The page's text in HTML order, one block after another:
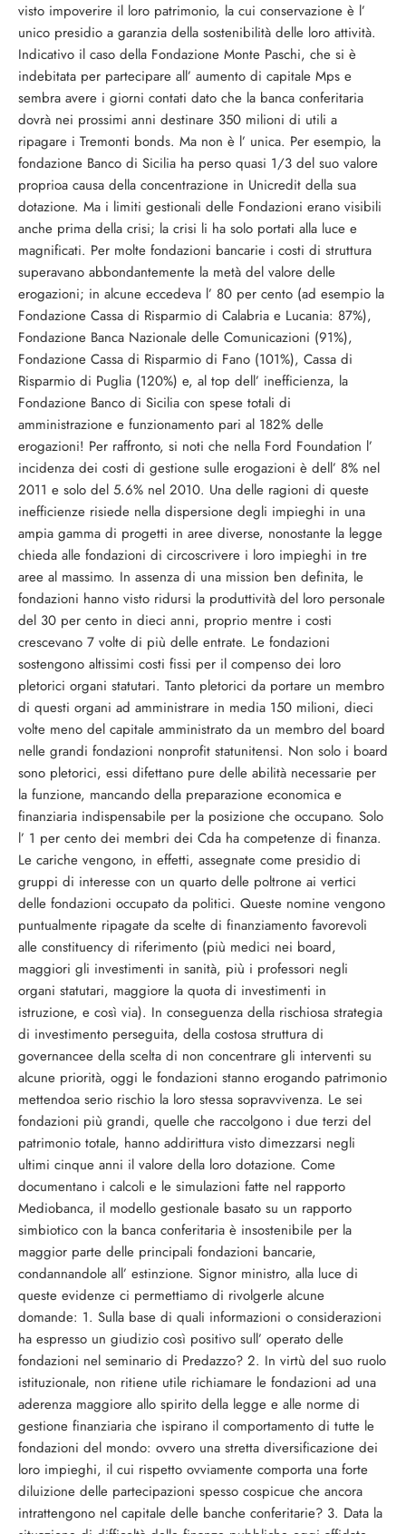
visto impoverire il loro patrimonio, la cui conservazione è l’
unico presidio a garanzia della sostenibilità delle loro attività.
Indicativo il caso della Fondazione Monte Paschi, che si è
indebitata per partecipare all’ aumento di capitale Mps e
sembra avere i giorni contati dato che la banca conferitaria
dovrà nei prossimi anni destinare 350 milioni di utili a
ripagare i Tremonti bonds. Ma non è l’ unica. Per esempio, la
fondazione Banco di Sicilia ha perso quasi 1/3 del suo valore
proprioa causa della concentrazione in Unicredit della sua
dotazione. Ma i limiti gestionali delle Fondazioni erano visibili
anche prima della crisi; la crisi li ha solo portati alla luce e
magnificati. Per molte fondazioni bancarie i costi di struttura
superavano abbondantemente la metà del valore delle
erogazioni; in alcune eccedeva l’ 80 per cento (ad esempio la
Fondazione Cassa di Risparmio di Calabria e Lucania: 87%),
Fondazione Banca Nazionale delle Comunicazioni (91%),
Fondazione Cassa di Risparmio di Fano (101%), Cassa di
Risparmio di Puglia (120%) e, al top dell’ inefficienza, la
Fondazione Banco di Sicilia con spese totali di
amministrazione e funzionamento pari al 182% delle
erogazioni! Per raffronto, si noti che nella Ford Foundation l’
incidenza dei costi di gestione sulle erogazioni è dell’ 8% nel
2011 e solo del 5.6% nel 2010. Una delle ragioni di queste
inefficienze risiede nella dispersione degli impieghi in una
ampia gamma di progetti in aree diverse, nonostante la legge
chieda alle fondazioni di circoscrivere i loro impieghi in tre
aree al massimo. In assenza di una mission ben definita, le
fondazioni hanno visto ridursi la produttività del loro personale
del 30 per cento in dieci anni, proprio mentre i costi
crescevano 7 volte di più delle entrate. Le fondazioni
sostengono altissimi costi fissi per il compenso dei loro
pletorici organi statutari. Tanto pletorici da portare un membro
di questi organi ad amministrare in media 150 milioni, dieci
volte meno del capitale amministrato da un membro del board
nelle grandi fondazioni nonprofit statunitensi. Non solo i board
sono pletorici, essi difettano pure delle abilità necessarie per
la funzione, mancando della preparazione economica e
finanziaria indispensabile per la posizione che occupano. Solo
l’ 1 per cento dei membri dei Cda ha competenze di finanza.
Le cariche vengono, in effetti, assegnate come presidio di
gruppi di interesse con un quarto delle poltrone ai vertici
delle fondazioni occupato da politici. Queste nomine vengono
puntualmente ripagate da scelte di finanziamento favorevoli
alle constituency di riferimento (più medici nei board,
maggiori gli investimenti in sanità, più i professori negli
organi statutari, maggiore la quota di investimenti in
istruzione, e così via). In conseguenza della rischiosa strategia
di investimento perseguita, della costosa struttura di
governancee della scelta di non concentrare gli interventi su
alcune priorità, oggi le fondazioni stanno erogando patrimonio
mettendoa serio rischio la loro stessa sopravvivenza. Le sei
fondazioni più grandi, quelle che raccolgono i due terzi del
patrimonio totale, hanno addirittura visto dimezzarsi negli
ultimi cinque anni il valore della loro dotazione. Come
documentano i calcoli e le simulazioni fatte nel rapporto
Mediobanca, il modello gestionale basato su un rapporto
simbiotico con la banca conferitaria è insostenibile per la
maggior parte delle principali fondazioni bancarie,
condannandole all’ estinzione. Signor ministro, alla luce di
queste evidenze ci permettiamo di rivolgerle alcune
domande: 1. Sulla base di quali informazioni o considerazioni
ha espresso un giudizio così positivo sull’ operato delle
fondazioni nel seminario di Predazzo? 2. In virtù del suo ruolo
istituzionale, non ritiene utile richiamare le fondazioni ad una
aderenza maggiore allo spirito della legge e alle norme di
gestione finanziaria che ispirano il comportamento di tutte le
fondazioni del mondo: ovvero una stretta diversificazione dei
loro impieghi, il cui rispetto ovviamente comporta una forte
diluizione delle partecipazioni spesso cospicue che ancora
intrattengono nel capitale delle banche conferitarie? 3. Data la